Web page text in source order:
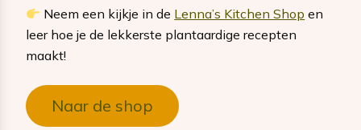
Neem een kijkje in de Lenna’s Kitchen Shop en
leer hoe je de lekkerste plantaardige recepten
maakt!
Naar de shop